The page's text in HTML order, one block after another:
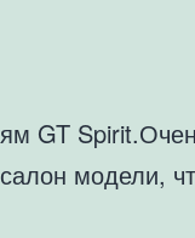
GT
модели,